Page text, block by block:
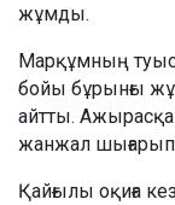
жұмды.
Марқұмның
бойы бұрынғы
айтты.
жанжал
Қайғылы оқиға